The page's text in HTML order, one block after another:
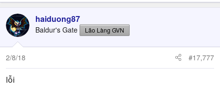
haiduong87
Baldur's Gate Lão Làng GVN
2/8/18 #17,777
lỗi